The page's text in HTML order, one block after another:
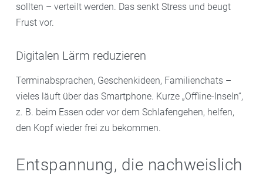
sollten – verteilt werden. Das senkt Stress und beugt
Frust vor.
Digitalen Lärm reduzieren
Terminabsprachen, Geschenkideen, Familienchats –
vieles läuft über das Smartphone. Kurze „Offline-Inseln“,
z. B. beim Essen oder vor dem Schlafengehen, helfen,
den Kopf wieder frei zu bekommen.
Entspannung, die nachweislich